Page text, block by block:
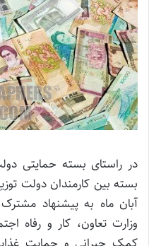
آبان ماه به پیشنهاد
وزارت تعاون، کار و رفاه